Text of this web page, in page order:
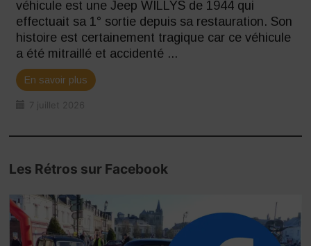
véhicule est une Jeep WILLYS de 1944 qui
effectuait sa 1° sortie depuis sa restauration. Son
histoire est certainement tragique car ce véhicule
a été mitraillé et accidenté ...
En savoir plus
7 juillet 2026
Les Rétros sur Facebook